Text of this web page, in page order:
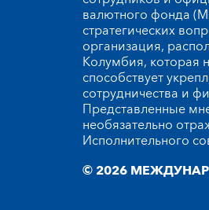
валютного фонда
стратегических
организация,
Колумбия, которая
способствует
сотрудничества и
Представленные
необязательно
Исполнительного
© 2026